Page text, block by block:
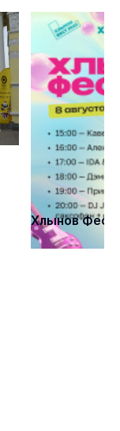
Статьи
Хлынов Фест